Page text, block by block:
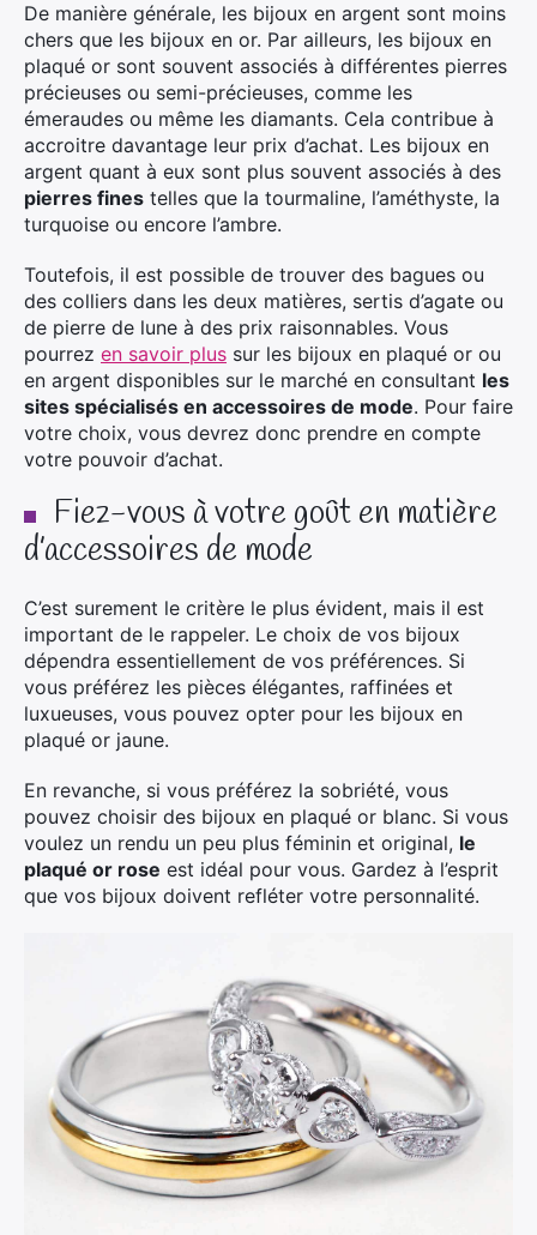
De manière générale, les bijoux en argent sont moins
chers que les bijoux en or. Par ailleurs, les bijoux en
plaqué or sont souvent associés à différentes pierres
précieuses ou semi-précieuses, comme les
émeraudes ou même les diamants. Cela contribue à
accroitre davantage leur prix d’achat. Les bijoux en
argent quant à eux sont plus souvent associés à des
pierres fines telles que la tourmaline, l’améthyste, la
turquoise ou encore l’ambre.
Toutefois, il est possible de trouver des bagues ou
des colliers dans les deux matières, sertis d’agate ou
de pierre de lune à des prix raisonnables. Vous
pourrez en savoir plus sur les bijoux en plaqué or ou
en argent disponibles sur le marché en consultant les
sites spécialisés en accessoires de mode. Pour faire
votre choix, vous devrez donc prendre en compte
votre pouvoir d’achat.
Fiez-vous à votre goût en matière
d’accessoires de mode
C’est surement le critère le plus évident, mais il est
important de le rappeler. Le choix de vos bijoux
dépendra essentiellement de vos préférences. Si
vous préférez les pièces élégantes, raffinées et
luxueuses, vous pouvez opter pour les bijoux en
plaqué or jaune.
En revanche, si vous préférez la sobriété, vous
pouvez choisir des bijoux en plaqué or blanc. Si vous
voulez un rendu un peu plus féminin et original, le
plaqué or rose est idéal pour vous. Gardez à l’esprit
que vos bijoux doivent refléter votre personnalité.